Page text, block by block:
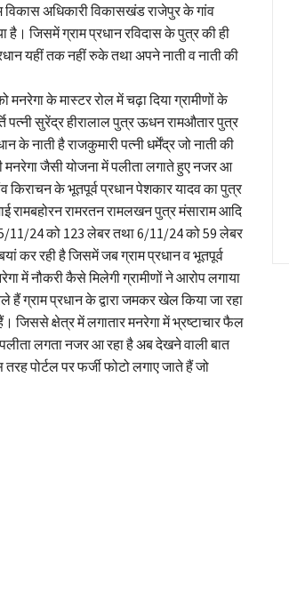
विकास अधिकारी विकासखंड राजेपुर के गांव
है। जिसमें ग्राम प्रधान रविदास के पुत्र की ही
यहीं तक नहीं रुके तथा अपने नाती व नाती की
मनरेगा के मास्टर रोल में चढ़ा दिया ग्रामीणों के
पत्नी सुरेंद्र हीरालाल पुत्र ऊधन रामऔतार पुत्र
के नाती है राजकुमारी पत्नी धर्मेंद्र जो नाती की
जैसी योजना में पलीता लगाते हुए नजर आ
किराचन के भूतपूर्व प्रधान पेशकार यादव का पुत्र
रामबहोरन रामरतन रामलखन पुत्र मंसाराम आदि
5/11/24 को 123 लेबर तथा 6/11/24 को 59 लेबर
कर रही है जिसमें जब ग्राम प्रधान व भूतपूर्व
में नौकरी कैसे मिलेगी ग्रामीणों ने आरोप लगाया
ग्राम प्रधान के द्वारा जमकर खेल किया जा रहा
जिससे क्षेत्र में लगातार मनरेगा में भ्रष्टाचार फैल
लगता नजर आ रहा है अब देखने वाली बात
पोर्टल पर फर्जी फोटो लगाए जाते हैं जो